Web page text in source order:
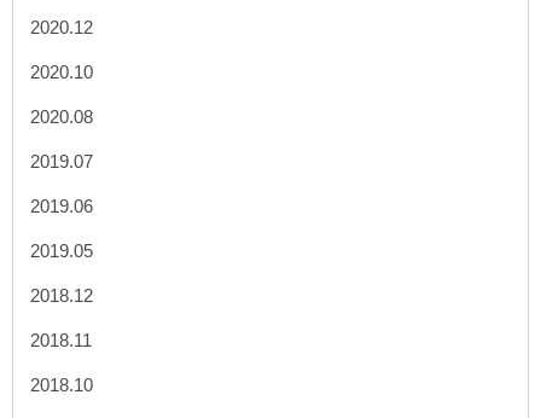
2020.12
2020.10
2020.08
2019.07
2019.06
2019.05
2018.12
2018.11
2018.10